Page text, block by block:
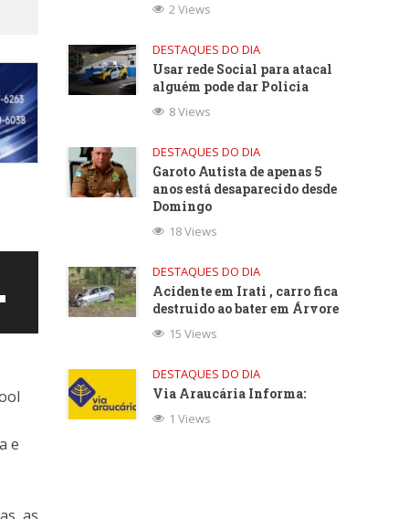
e
2 Views
DESTAQUES DO DIA
Usar rede Social para atacal
alguém pode dar Policia
8 Views
DESTAQUES DO DIA
Garoto Autista de apenas 5
anos está desaparecido desde
Domingo
18 Views
DESTAQUES DO DIA
Acidente em Irati , carro fica
destruido ao bater em Árvore
15 Views
DESTAQUES DO DIA
Via Araucária Informa:
1 Views